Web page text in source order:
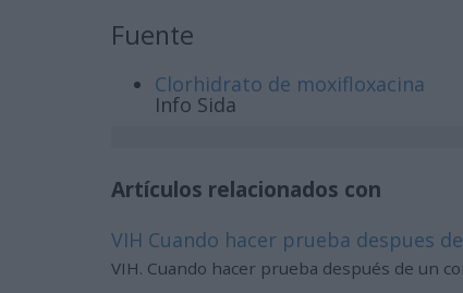
Fuente
Clorhidrato de moxifloxacina
Info Sida
Artículos relacionados con
VIH Cuando hacer prueba despues
VIH. Cuando hacer prueba después de un